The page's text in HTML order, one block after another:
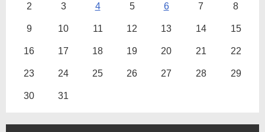
2 3 4 5 6 7 8
9 10 11 12 13 14 15
16 17 18 19 20 21 22
23 24 25 26 27 28 29
30 31